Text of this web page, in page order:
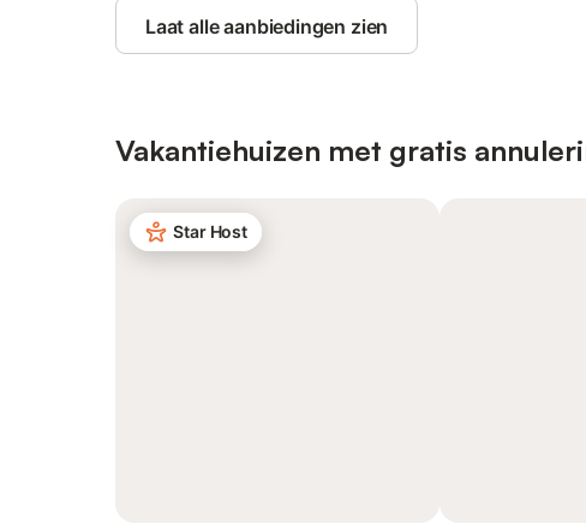
Laat alle aanbiedingen zien
Vakantiehuizen met gratis
Star Host